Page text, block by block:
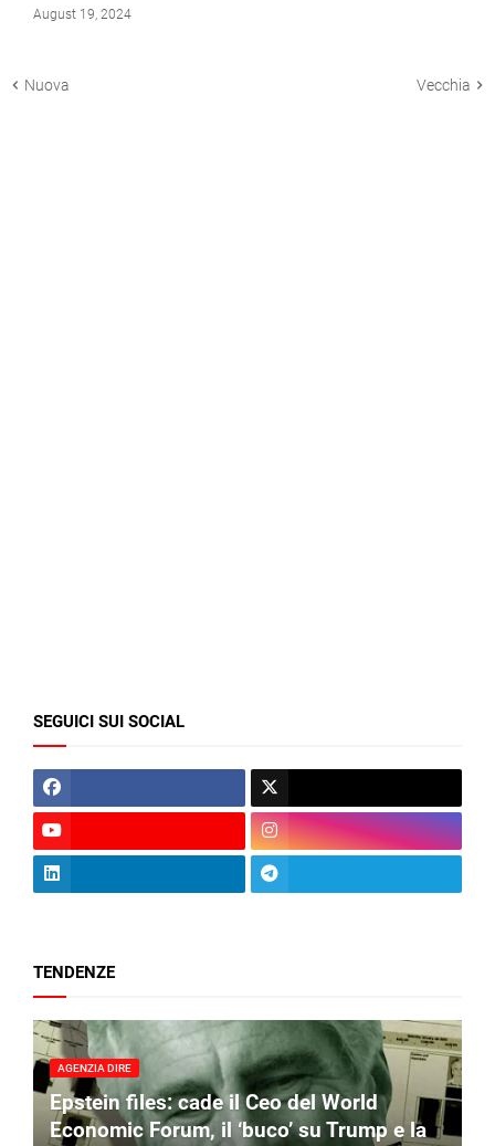
August 19, 2024
Nuova Vecchia
SEGUICI SUI SOCIAL
TENDENZE
AGENZIA DIRE
Epstein files: cade il Ceo del World
Economic Forum, il ‘buco’ su Trump e la